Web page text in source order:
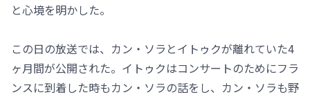
と心境を明かした。
この日の放送では、カン・ソラとイトゥクが離れていた4
ヶ月間が公開された。イトゥクはコンサートのためにフラ
ンスに到着した時もカン・ソラの話をし、カン・ソラも野